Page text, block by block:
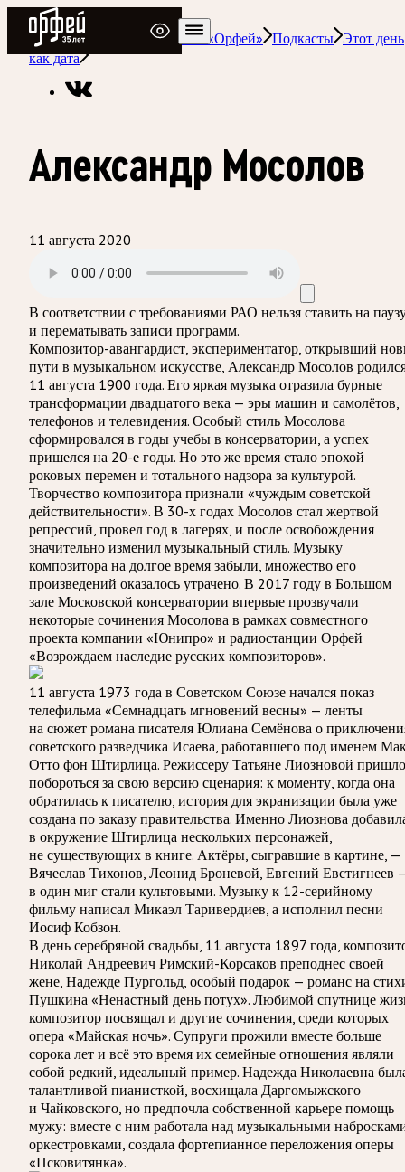
Радио Орфей
Радио классической музыки «Орфей» Подкасты Этот день
как дата
Александр Мосолов
11 августа 2020
В соответствии с требованиями РАО нельзя ставить на
и перематывать записи программ.
Композитор-авангардист, экспериментатор, открывший
пути в музыкальном искусстве, Александр Мосолов
11 августа 1900 года. Его яркая музыка отразила бурные
трансформации двадцатого века — эры машин и самолётов,
телефонов и телевидения. Особый стиль Мосолова
сформировался в годы учебы в консерватории, а успех
пришелся на 20-е годы. Но это же время стало эпохой
роковых перемен и тотального надзора за культурой.
Творчество композитора признали «чуждым советской
действительности». В 30-х годах Мосолов стал жертвой
репрессий, провел год в лагерях, и после освобождения
значительно изменил музыкальный стиль. Музыку
композитора на долгое время забыли, множество его
произведений оказалось утрачено. В 2017 году в Большом
зале Московской консерватории впервые прозвучали
некоторые сочинения Мосолова в рамках совместного
проекта компании «Юнипро» и радиостанции Орфей
«Возрождаем наследие русских композиторов».
11 августа 1973 года в Советском Союзе начался показ
телефильма «Семнадцать мгновений весны» — ленты
на сюжет романа писателя Юлиана Семёнова о
советского разведчика Исаева, работавшего под именем
Отто фон Штирлица. Режиссеру Татьяне Лиозновой
побороться за свою версию сценария: к моменту, когда она
обратилась к писателю, история для экранизации была уже
создана по заказу правительства. Именно Лиознова
в окружение Штирлица нескольких персонажей,
не существующих в книге. Актёры, сыгравшие в картине, —
Вячеслав Тихонов, Леонид Броневой, Евгений Евстигнеев
в один миг стали культовыми. Музыку к 12-серийному
фильму написал Микаэл Таривердиев, а исполнил песни
Иосиф Кобзон.
В день серебряной свадьбы, 11 августа 1897 года,
Николай Андреевич Римский-Корсаков преподнес своей
жене, Надежде Пургольд, особый подарок — романс на
Пушкина «Ненастный день потух». Любимой спутнице
композитор посвящал и другие сочинения, среди которых
опера «Майская ночь». Супруги прожили вместе больше
сорока лет и всё это время их семейные отношения являли
собой редкий, идеальный пример. Надежда Николаевна
талантливой пианисткой, восхищала Даргомыжского
и Чайковского, но предпочла собственной карьере помощь
мужу: вместе с ним работала над музыкальными
оркестровками, создала фортепианное переложения оперы
«Псковитянка».